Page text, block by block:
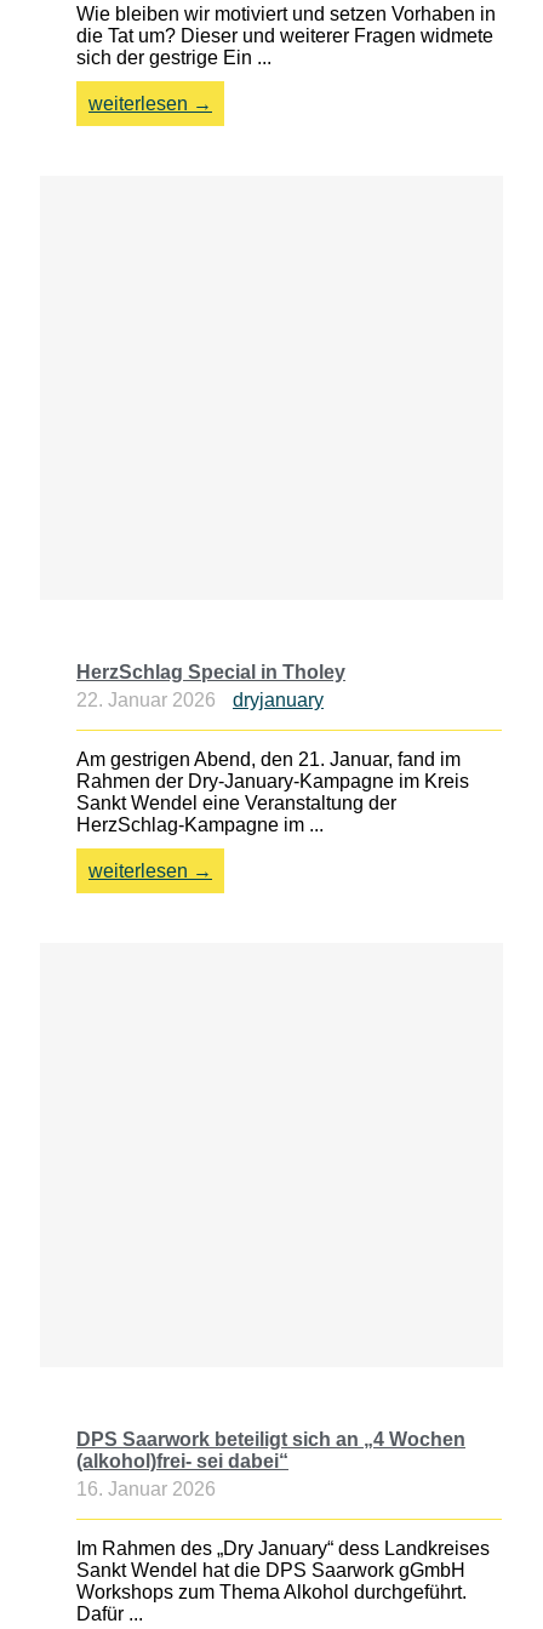
Wie bleiben wir motiviert und setzen Vorhaben in
die Tat um? Dieser und weiterer Fragen widmete
sich der gestrige Ein ...
weiterlesen →
HerzSchlag Special in Tholey
22. Januar 2026
dryjanuary
Am gestrigen Abend, den 21. Januar, fand im
Rahmen der Dry-January-Kampagne im Kreis
Sankt Wendel eine Veranstaltung der
HerzSchlag-Kampagne im ...
weiterlesen →
DPS Saarwork beteiligt sich an „4 Wochen
(alkohol)frei- sei dabei“
16. Januar 2026
Im Rahmen des „Dry January“ dess Landkreises
Sankt Wendel hat die DPS Saarwork gGmbH
Workshops zum Thema Alkohol durchgeführt.
Dafür ...